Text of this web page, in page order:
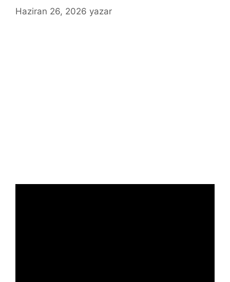
Haziran 26, 2026 yazar